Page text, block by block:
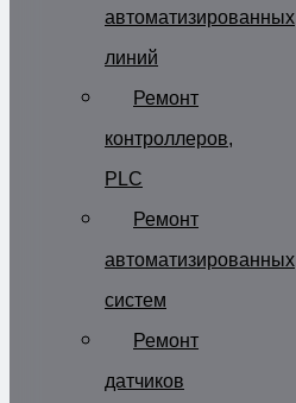
автоматизированных
линий
Ремонт
контроллеров,
PLC
Ремонт
автоматизированных
систем
Ремонт
датчиков